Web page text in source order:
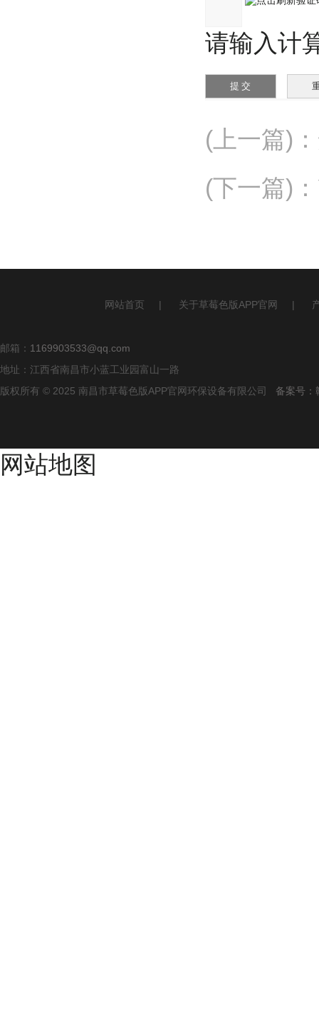
请输入计算
(上一篇) ：
(下一篇) ：
网站首页 | 关于草莓色版APP官网 |
邮箱： 1169903533@qq.com
地址：江西省南昌市小蓝工业园富山一路
版权所有 © 2025 南昌市草莓色版APP官网环保设备有限公司 备案号
网站地图